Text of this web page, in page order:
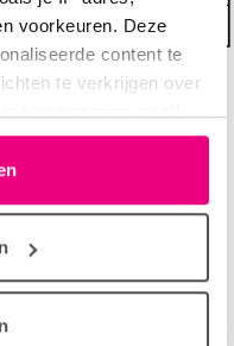
voorkeuren. Deze
content te
te verkrijgen over
cookie-icoontje
partners is te vinden
Of
op met Alpina
longfonds@alpina.nl